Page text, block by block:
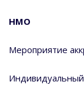
НМО
Мероприятие